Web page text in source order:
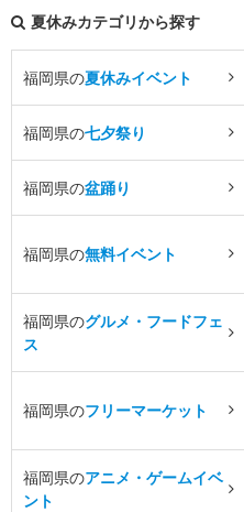
夏休みカテゴリから探す
福岡県の夏休みイベント
福岡県の七夕祭り
福岡県の盆踊り
福岡県の無料イベント
福岡県のグルメ・フードフェ
ス
福岡県のフリーマーケット
福岡県のアニメ・ゲームイベ
ント